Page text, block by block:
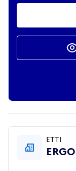
Actions
ETTI